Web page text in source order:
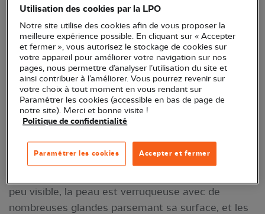
Nom anglais: Spiny Toad
Nom scientifique: Bufo spinosus
Famille: Bufonidés
Description
Crapaud massif, à tête large et à museau arrondi.
peu visible, la peau est verruqueuse avec de
nombreuses glandes parsemant sa surface, et les
Utilisation des cookies par la LPO
Notre site utilise des cookies afin de vous proposer la
meilleure expérience possible. En cliquant sur « Accepter
et fermer », vous autorisez le stockage de cookies sur
votre appareil pour améliorer votre navigation sur nos
pages, nous permettre d’analyser l’utilisation du site et
ainsi contribuer à l’améliorer. Vous pourrez revenir sur
votre choix à tout moment en vous rendant sur
Paramétrer les cookies (accessible en bas de page de
notre site). Merci et bonne visite !
Politique de confidentialité
Accepter et fermer
Paramétrer les cookies